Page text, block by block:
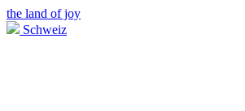
the land of joy
Schweiz